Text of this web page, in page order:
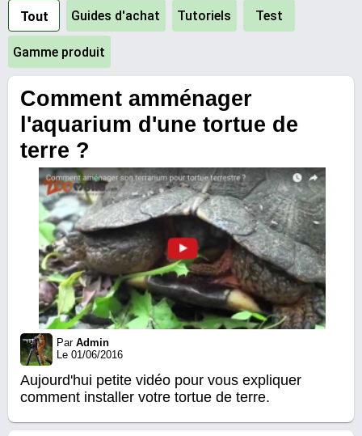
Tout Guides d'achat Tutoriels Test
Gamme produit
Comment amménager
l'aquarium d'une tortue de
terre ?
Par Admin
Le 01/06/2016
Aujourd'hui petite vidéo pour vous expliquer
comment installer votre tortue de terre.